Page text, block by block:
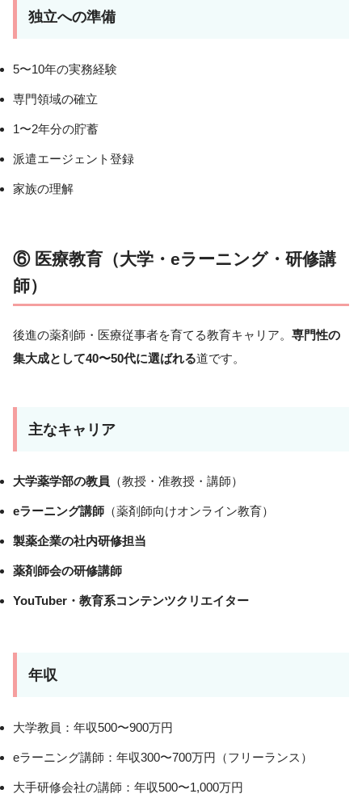
独立への準備
5〜10年の実務経験
専門領域の確立
1〜2年分の貯蓄
派遣エージェント登録
家族の理解
⑥ 医療教育（大学・eラーニング・研修講
師）
後進の薬剤師・医療従事者を育てる教育キャリア。 専門性の
集大成として40〜50代に選ばれる道です。
主なキャリア
大学薬学部の教員 （教授・准教授・講師）
eラーニング講師 （薬剤師向けオンライン教育）
製薬企業の社内研修担当
薬剤師会の研修講師
YouTuber・教育系コンテンツクリエイター
年収
大学教員：年収500〜900万円
eラーニング講師：年収300〜700万円（フリーランス）
大手研修会社の講師：年収500〜1,000万円